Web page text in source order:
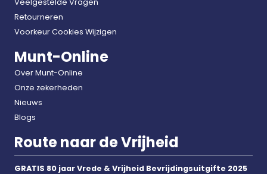
Retourneren
Voorkeur Cookies Wijzigen
Munt-Online
Over Munt-Online
Onze zekerheden
Nieuws
Blogs
Route naar de Vrijheid
GRATIS 80 jaar Vrede & Vrijheid Bevrijdingsuitgifte 2025